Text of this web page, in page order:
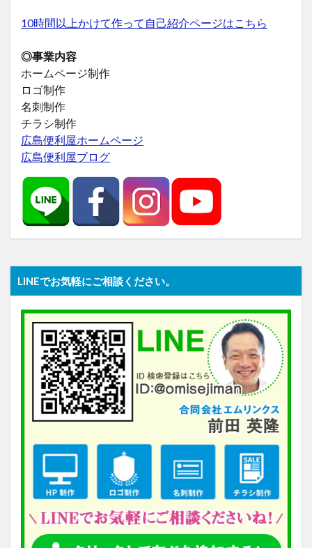
10時間以上かけて作って自己紹介ページはこちら
◎事業内容
ホームページ制作
ロゴ制作
名刺制作
チラシ制作
広島便利屋ホームページ
広島便利屋ブログ
LINEでお気軽にご相談ください。